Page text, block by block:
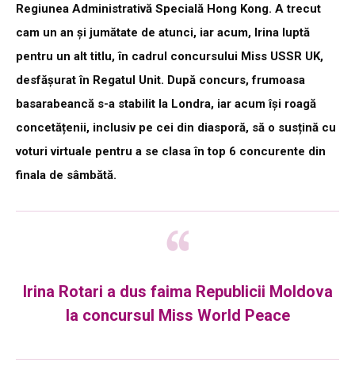
Regiunea Administrativă Specială Hong Kong. A trecut
cam un an și jumătate de atunci, iar acum, Irina luptă
pentru un alt titlu, în cadrul concursului Miss USSR UK,
desfășurat în Regatul Unit. După concurs, frumoasa
basarabeancă s-a stabilit la Londra, iar acum își roagă
concetățenii, inclusiv pe cei din diasporă, să o susțină cu
voturi virtuale pentru a se clasa în top 6 concurente din
finala de sâmbătă.
Irina Rotari a dus faima Republicii Moldova
la concursul Miss World Peace